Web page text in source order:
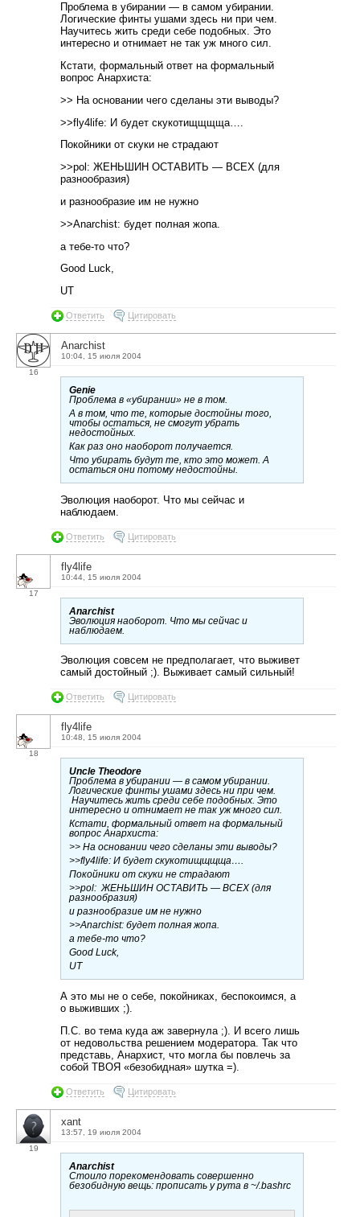
Проблема в убирании — в самом убирании.
Логические финты ушами здесь ни при чем.
Научитесь жить среди себе подобных. Это
интересно и отнимает не так уж много сил.
Кстати, формальный ответ на формальный
вопрос Анархиста:
>> На основании чего сделаны эти выводы?
>>fly4life: И будет скукотищщщща….
Покойники от скуки не страдают
>>pol: ЖЕНЬШИН ОСТАВИТЬ — ВСЕХ (для
разнообразия)
и разнообразие им не нужно
>>Anarchist: будет полная жопа.
а тебе-то что?
Good Luck,
UT
Ответить Цитировать
16
Anarchist
10:04, 15 июля 2004
Genie
Проблема в «убирании» не в том.
А в том, что те, которые достойны того,
чтобы остаться, не смогут убрать
недостойных.
Как раз оно наоборот получается.
Что убирать будут те, кто это может. А
остаться они потому недостойны.
Эволюция наоборот. Что мы сейчас и
наблюдаем.
Ответить Цитировать
17
fly4life
10:44, 15 июля 2004
Anarchist
Эволюция наоборот. Что мы сейчас и
наблюдаем.
Эволюция совсем не предполагает, что выживет
самый достойный ;). Выживает самый сильный!
Ответить Цитировать
18
fly4life
10:48, 15 июля 2004
Uncle Theodore
Проблема в убирании — в самом убирании.
Логические финты ушами здесь ни при чем.
Научитесь жить среди себе подобных. Это
интересно и отнимает не так уж много сил.
Кстати, формальный ответ на формальный
вопрос Анархиста:
>> На основании чего сделаны эти выводы?
>>fly4life: И будет скукотищщщща….
Покойники от скуки не страдают
>>pol: ЖЕНЬШИН ОСТАВИТЬ — ВСЕХ (для
разнообразия)
и разнообразие им не нужно
>>Anarchist: будет полная жопа.
а тебе-то что?
Good Luck,
UT
А это мы не о себе, покойниках, беспокоимся, а
о выживших ;).
П.С. во тема куда аж завернула ;). И всего лишь
от недовольства решением модератора. Так что
представь, Анархист, что могла бы повлечь за
собой ТВОЯ «безобидная» шутка =).
Ответить Цитировать
19
xant
13:57, 19 июля 2004
Anarchist
Стоило порекомендовать совершенно
безобидную вещь: прописать у рута в ~/.bashrc